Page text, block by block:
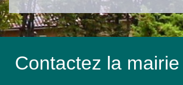
Contactez la mairie